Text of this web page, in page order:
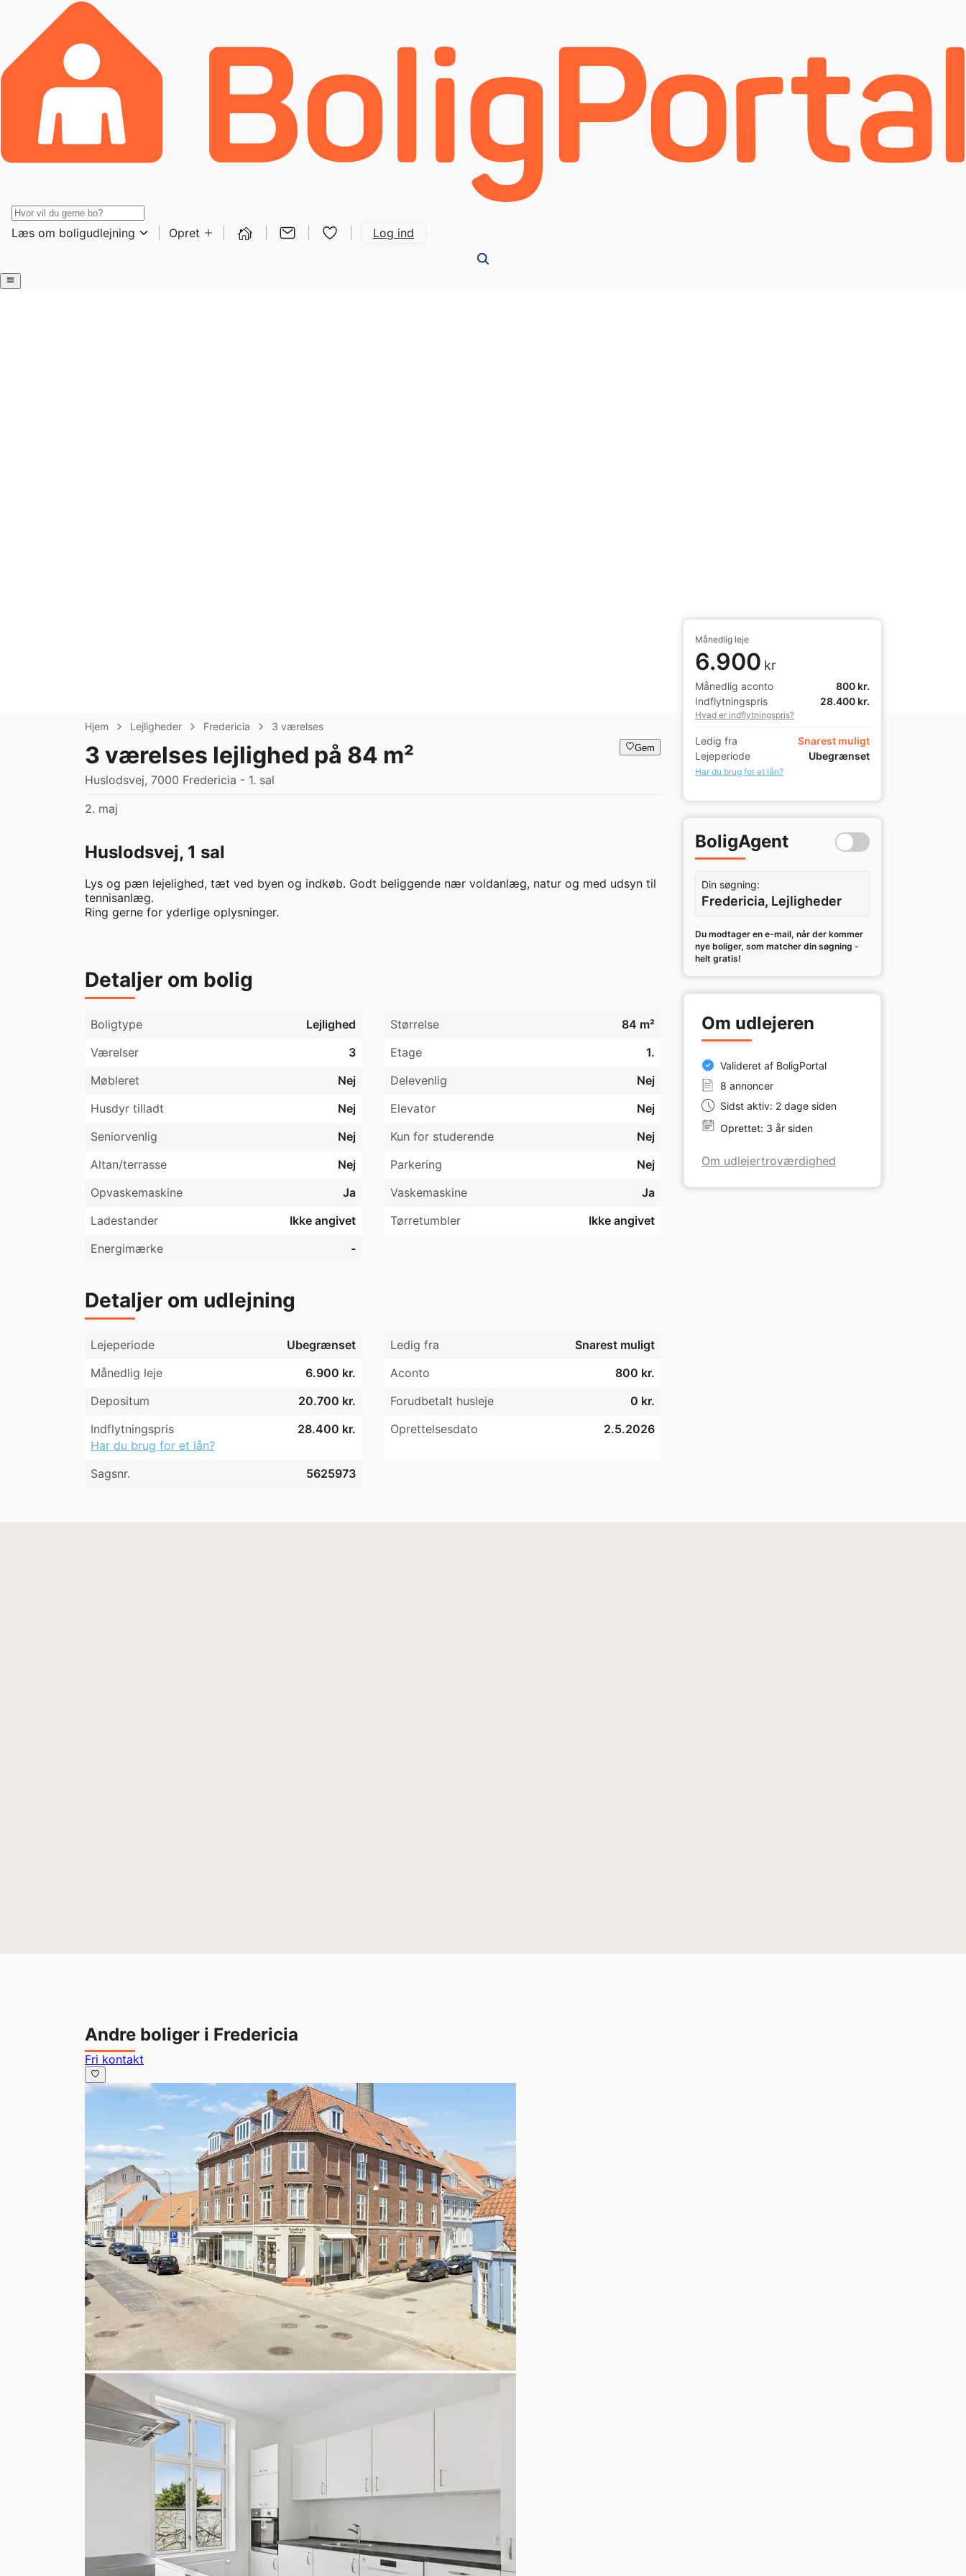
Læs om boligudlejning Opret Log ind
Hjem Lejligheder Fredericia 3 værelses
3 værelses lejlighed på 84 m²
Huslodsvej, 7000 Fredericia - 1. sal
Gem
2. maj
Huslodsvej, 1 sal
Lys og pæn lejelighed, tæt ved byen og indkøb. Godt beliggende nær voldanlæg, natur og med udsyn til
tennisanlæg.
Detaljer om bolig
Boligtype Lejlighed Størrelse
84 m²
Værelser
3 Etage
1.
Møbleret
Nej Delevenlig
Nej
Husdyr tilladt
Nej Elevator
Nej
Seniorvenlig
Nej Kun for studerende
Nej
Altan/terrasse
Nej Parkering
Nej
Opvaskemaskine
Ja Vaskemaskine
Ja
Ladestander
Ikke angivet Tørretumbler
Ikke angivet
Energimærke
-
Detaljer om udlejning
Lejeperiode Ubegrænset Ledig fra
Snarest muligt
Månedlig leje
6.900 kr. Aconto
800 kr.
Depositum
20.700 kr. Forudbetalt husleje
0 kr.
Indflytningspris
28.400 kr.
Har du brug for et lån?
Oprettelsesdato 2.5.2026
Sagsnr. 5625973
Månedlig leje
6.900 kr
Månedlig aconto
800 kr.
Indflytningspris
28.400 kr.
Hvad er indflytningspris?
Ledig fra
Snarest muligt
Lejeperiode
Ubegrænset
Har du brug for et lån?
BoligAgent
Din søgning:
Fredericia, Lejligheder
Du modtager en e-mail, når der kommer
nye boliger, som matcher din søgning -
helt gratis!
Om udlejeren
Valideret af BoligPortal
8 annoncer
Sidst aktiv: 2 dage siden
Oprettet: 3 år siden
Om udlejertroværdighed
Andre boliger i Fredericia
Fri kontakt